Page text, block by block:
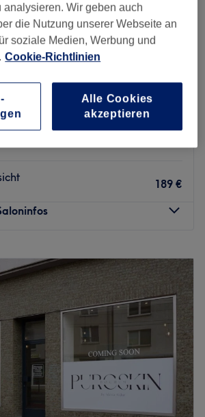
73 Bewertungen
Augen
189 €
08:00 –
20:00
20:00
08:00–20:00
08:00–20:00
08:00–15:00
Geschlossen
sich in Bochum und bietet eine
an. In angenehmer und
kannst du dein Treatment
analysieren. Wir geben auch
die Nutzung unserer Webseite an
soziale Medien, Werbung und
Cookie-Richtlinien
Alle Cookies
akzeptieren